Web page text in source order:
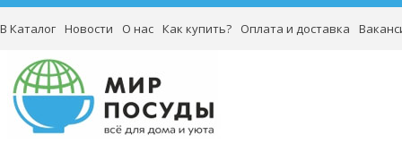
В Каталог Новости О нас Как купить? Оплата и доставка